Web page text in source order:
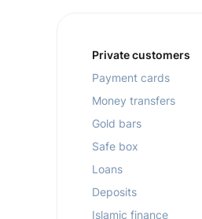
Private customers
Payment cards
Money transfers
Gold bars
Safe box
Loans
Deposits
Islamic finance